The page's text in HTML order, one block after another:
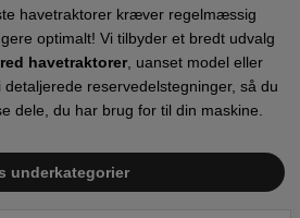
havetraktorer kræver regelmæssig
optimalt! Vi tilbyder et bredt udvalg
havetraktorer, uanset model eller
reservedelstegninger, så du
dele, du har brug for til din maskine.
underkategorier